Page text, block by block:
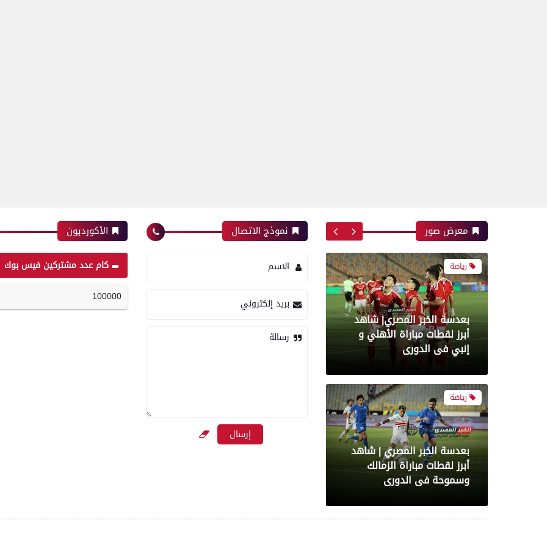
معرض صور
إنبي فى الدورى
رياضة
بعدسة الخبر المصري | شاهد
أبرز لقطات مباراة الزمالك
وسموحة فى الدورى
رياضة
أبرز لقطات الشوط الأول
لمباراة الزمالك وسموحه فى
الدورى
نموذج الاتصال
الاسم
بريد إلكتروني
رسالة
الأكورديون
كام عدد مشتركين فيس بوك
100000